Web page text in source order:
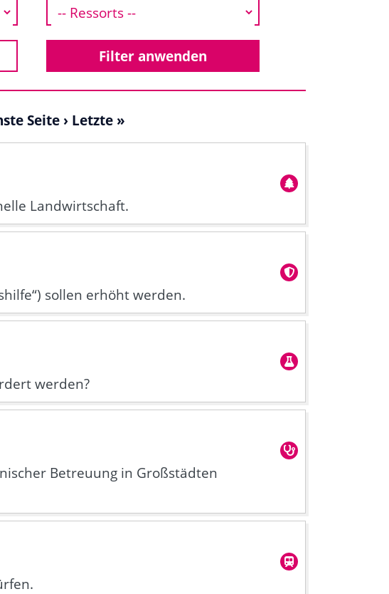
Seite › Letzte »
Landwirtschaft.
sollen erhöht werden.
werden?
Betreuung in Großstädten